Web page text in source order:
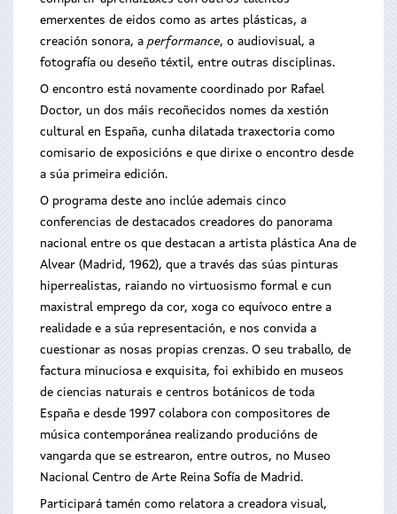
emerxentes de eidos como as artes plásticas, a
creación sonora, a performance, o audiovisual, a
fotografía ou deseño téxtil, entre outras disciplinas.
O encontro está novamente coordinado por Rafael
Doctor, un dos máis recoñecidos nomes da xestión
cultural en España, cunha dilatada traxectoria como
comisario de exposicións e que dirixe o encontro desde
a súa primeira edición.
O programa deste ano inclúe ademais cinco
conferencias de destacados creadores do panorama
nacional entre os que destacan a artista plástica Ana de
Alvear (Madrid, 1962), que a través das súas pinturas
hiperrealistas, raiando no virtuosismo formal e cun
maxistral emprego da cor, xoga co equívoco entre a
realidade e a súa representación, e nos convida a
cuestionar as nosas propias crenzas. O seu traballo, de
factura minuciosa e exquisita, foi exhibido en museos
de ciencias naturais e centros botánicos de toda
España e desde 1997 colabora con compositores de
música contemporánea realizando producións de
vangarda que se estrearon, entre outros, no Museo
Nacional Centro de Arte Reina Sofía de Madrid.
Participará tamén como relatora a creadora visual,